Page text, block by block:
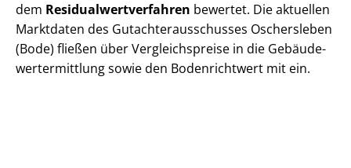
dem Re­si­du­al­wert­ver­fah­ren bewertet. Die aktuellen
Marktdaten des Gut­ach­ter­aus­schus­ses Oschersleben
(Bode) fließen über Ver­gleichs­prei­se in die Ge­bäu­de­
wert­ermitt­lung sowie den Bodenrichtwert mit ein.